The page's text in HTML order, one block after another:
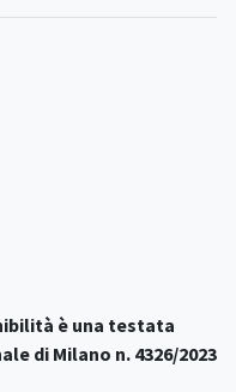
è una testata
di Milano n. 4326/2023